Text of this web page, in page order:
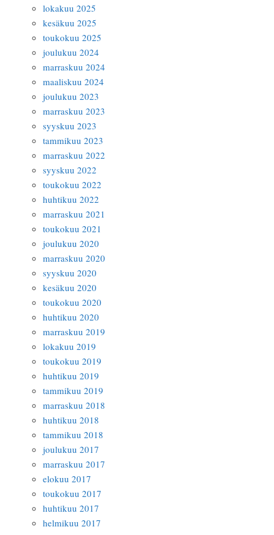
lokakuu 2025
kesäkuu 2025
toukokuu 2025
joulukuu 2024
marraskuu 2024
maaliskuu 2024
joulukuu 2023
marraskuu 2023
syyskuu 2023
tammikuu 2023
marraskuu 2022
syyskuu 2022
toukokuu 2022
huhtikuu 2022
marraskuu 2021
toukokuu 2021
joulukuu 2020
marraskuu 2020
syyskuu 2020
kesäkuu 2020
toukokuu 2020
huhtikuu 2020
marraskuu 2019
lokakuu 2019
toukokuu 2019
huhtikuu 2019
tammikuu 2019
marraskuu 2018
huhtikuu 2018
tammikuu 2018
joulukuu 2017
marraskuu 2017
elokuu 2017
toukokuu 2017
huhtikuu 2017
helmikuu 2017